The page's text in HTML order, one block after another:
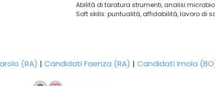
Abilità di taratura strumenti, analisi
Soft skills: puntualità, affidabilità, lavoro di
(RA) | Candidati Faenza (RA) | Candidati Imola